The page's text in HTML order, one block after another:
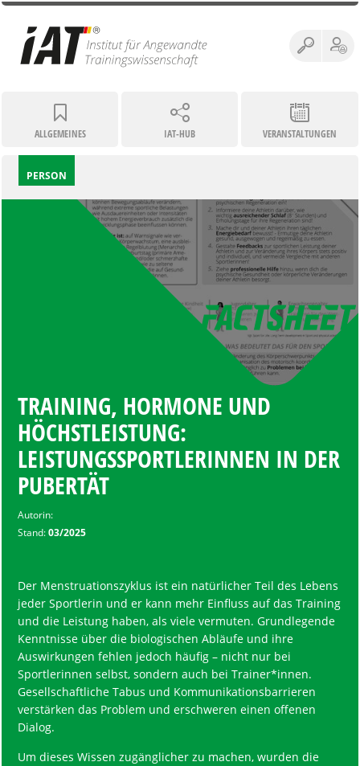
ALLGEMEINES IAT-HUB VERANSTALTUNGEN
PERSON
TRAINING, HORMONE UND
HÖCHSTLEISTUNG:
LEISTUNGSSPORTLERINNEN IN DER
PUBERTÄT
Autorin:
Stand:03/2025
Der Menstruationszyklus ist ein natürlicher Teil des Lebens
jeder Sportlerin und er kann mehr Einfluss auf das Training
und die Leistung haben, als viele vermuten. Grundlegende
Kenntnisse über die biologischen Abläufe und ihre
Auswirkungen fehlen jedoch häufig – nicht nur bei
Sportlerinnen selbst, sondern auch bei Trainer*innen.
Gesellschaftliche Tabus und Kommunikationsbarrieren
verstärken das Problem und erschweren einen offenen
Dialog.
Um dieses Wissen zugänglicher zu machen, wurden die